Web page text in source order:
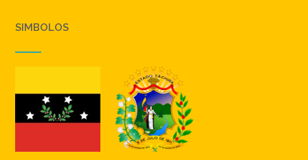
SIMBOLOS